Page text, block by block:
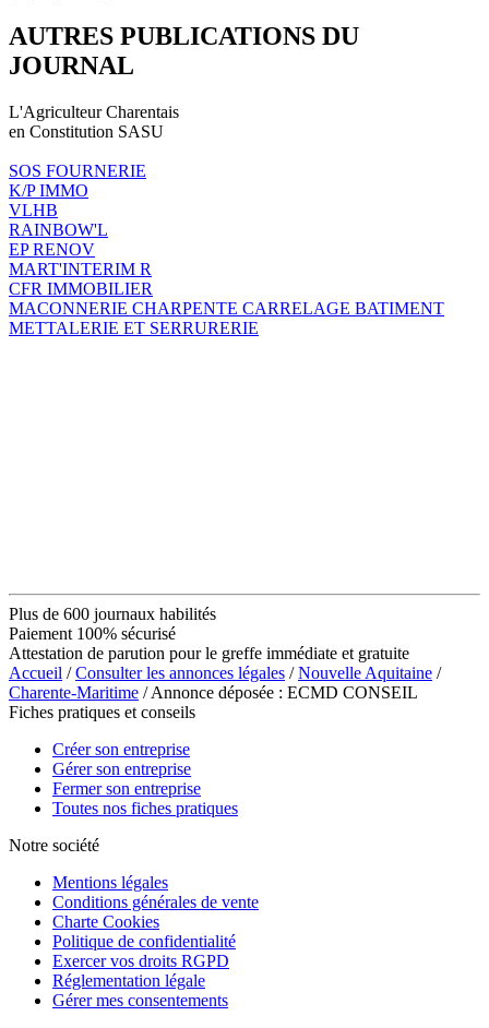
AUTRES PUBLICATIONS DU
JOURNAL
L'Agriculteur Charentais
en Constitution SASU
SOS FOURNERIE
K/P IMMO
VLHB
RAINBOW'L
EP RENOV
MART'INTERIM R
CFR IMMOBILIER
MACONNERIE CHARPENTE CARRELAGE BATIMENT
METTALERIE ET SERRURERIE
Plus de 600 journaux habilités
Paiement 100% sécurisé
Attestation de parution pour le greffe immédiate et gratuite
Accueil /Consulter les annonces légales /Nouvelle Aquitaine /
Charente-Maritime / Annonce déposée : ECMD CONSEIL
Fiches pratiques et conseils
Créer son entreprise
Gérer son entreprise
Fermer son entreprise
Toutes nos fiches pratiques
Notre société
Mentions légales
Conditions générales de vente
Charte Cookies
Politique de confidentialité
Exercer vos droits RGPD
Réglementation légale
Gérer mes consentements